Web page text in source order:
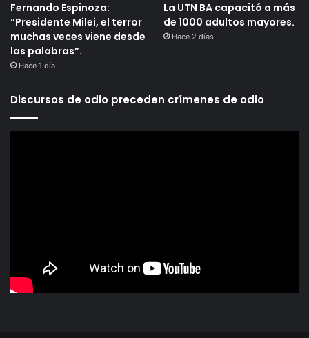
Fernando Espinoza:
“Presidente Milei, el terror
muchas veces viene desde
las palabras”.
Hace 1 día
La UTN BA capacitó a más
de 1000 adultos mayores.
Hace 2 días
Discursos de odio preceden crímenes de odio